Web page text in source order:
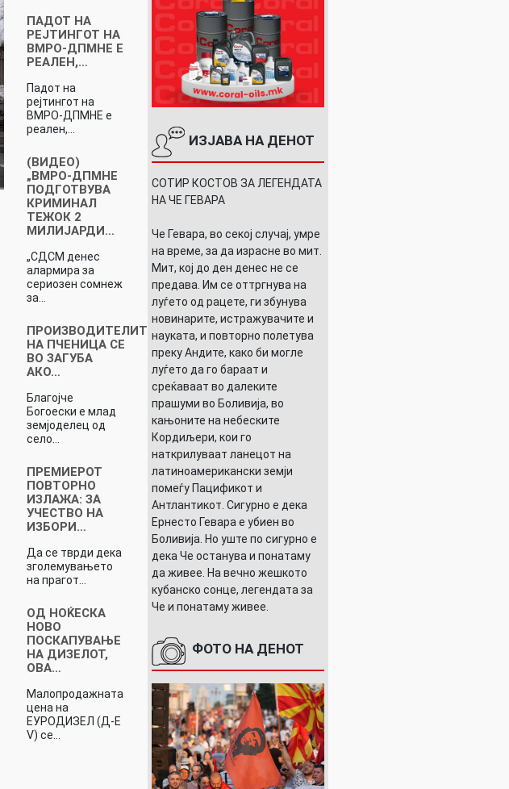
ПАДОТ НА
РЕЈТИНГОТ НА
ВМРО-ДПМНЕ Е
РЕАЛЕН,…
Падот на
рејтингот на
ВМРО-ДПМНЕ е
реален,…
(ВИДЕО)
„ВМРО-ДПМНЕ
ПОДГОТВУВА
КРИМИНАЛ
ТЕЖОК 2
МИЛИЈАРДИ…
„СДСМ денес
алармира за
сериозен сомнеж
за…
ПРОИЗВОДИТЕЛИТЕ
НА ПЧЕНИЦА СЕ
ВО ЗАГУБА
АКО…
Благојче
Богоески е млад
земјоделец од
село…
ПРЕМИЕРОТ
ПОВТОРНО
ИЗЛАЖА: ЗА
УЧЕСТВО НА
ИЗБОРИ…
Да се тврди дека
зголемувањето
на прагот…
ОД НОЌЕСКА
НОВО
ПОСКАПУВАЊЕ
НА ДИЗЕЛОТ,
ОВА…
Малопродажнaта
цена на
ЕУРОДИЗЕЛ (Д-Е
V) се…
ИЗЈАВА НА ДЕНОТ
СОТИР КОСТОВ ЗА ЛЕГЕНДАТА
НА ЧЕ ГЕВАРА
Че Гевара, во секој случај, умре
на време, за да израсне во мит.
Мит, кој до ден денес не се
предава. Им се оттргнува на
луѓето од рацете, ги збунува
новинарите, истражувачите и
науката, и повторно полетува
преку Андите, како би могле
луѓето да го бараат и
среќаваат во далеките
прашуми во Боливија, во
кањоните на небеските
Кордиљери, кои го
наткрилуваат ланецот на
латиноамерикански земји
помеѓу Пацификот и
Антлантикот. Сигурно е дека
Ернесто Гевара е убиен во
Боливија. Но уште по сигурно е
дека Че останува и понатаму
да живее. На вечно жешкото
кубанско сонце, легендата за
Че и понатаму живее.
ФОТО НА ДЕНОТ